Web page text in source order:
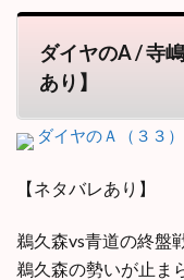
ダイヤのA / 寺
あり】
ダイヤのＡ（３３
【ネタバレあり】
鵜久森vs青道の終盤戦
鵜久森の勢いが止ま